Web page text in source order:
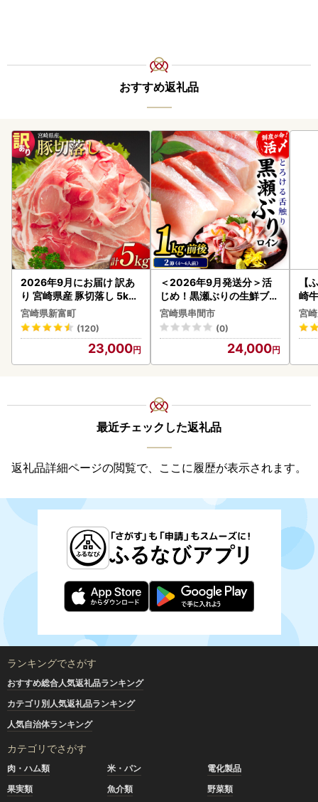
おすすめ返礼品
2026年9月にお届け 訳あ
り 宮崎県産 豚切落し 5kg
C325-2506-2609
宮崎県新富町
(120)
23,000
＜2026年9月発送分＞活
じめ！黒瀬ぶりの生鮮ブリ
ロイン2節（1.0kg前後）_
K001-012-2609
宮崎県串間市
(0)
24,000
【
崎
-VO
宮
最近チェックした返礼品
返礼品詳細ページの閲覧で、ここに履歴が表示されます。
ランキングでさがす
おすすめ総合人気返礼品ランキング
カテゴリ別人気返礼品ランキング
人気自治体ランキング
カテゴリでさがす
肉・ハム類 米・パン
電化製品
果実類
魚介類
野菜類